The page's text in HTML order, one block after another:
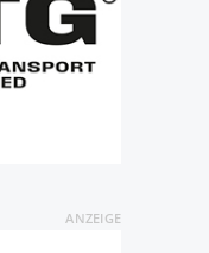
ANZEIGE